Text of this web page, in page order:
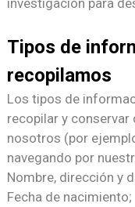
Tipos de
recopilamos
Los tipos de
recopilar y conservar
nosotros (por
navegando por
Nombre, dirección y
Fecha de nacimiento;